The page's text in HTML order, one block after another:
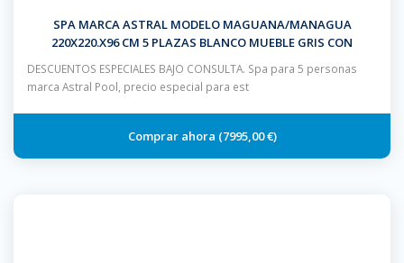
SPA MARCA ASTRAL MODELO MAGUANA/MANAGUA
220X220.X96 CM 5 PLAZAS BLANCO MUEBLE GRIS CON
DESCUENTOS ESPECIALES BAJO CONSULTA. Spa para 5 personas
marca Astral Pool, precio especial para est
7995,00 €